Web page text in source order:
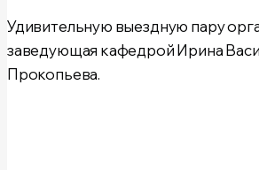
Удивительную выездную пару
заведующая кафедрой Ирина
Прокопьева.